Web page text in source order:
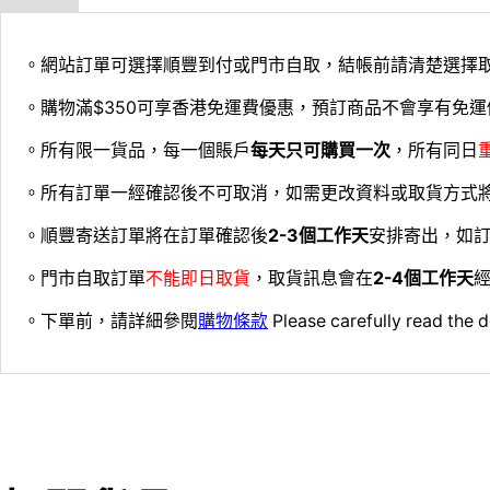
。網站訂單可選擇順豐到付或門市自取，結帳前請清楚選擇
。購物滿$350可享香港免運費優惠，預訂商品不會享有免
。所有限一貨品，每一個賬戶每天只可購買一次 ，所有同日
。所有訂單一經確認後不可取消，如需更改資料或取貨方式
。順豐寄送訂單將在訂單確認後2-3個工作天安排寄出，如
。門市自取訂單不能即日取貨 ，取貨訊息會在2-4個工作天
。下單前，請詳細參閱購物條款 Please carefully read the